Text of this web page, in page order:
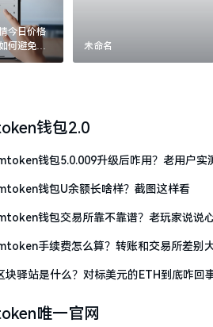
今日价格
何避免追
未命名
钱包2.0
钱包5.0.009升级后咋用？老用户实
钱包U余额长啥样？截图这样看
钱包交易所靠不靠谱？老玩家说说
手续费怎么算？转账和交易所差别
块驿站是什么？对标美元的ETH到底咋回
唯一官网